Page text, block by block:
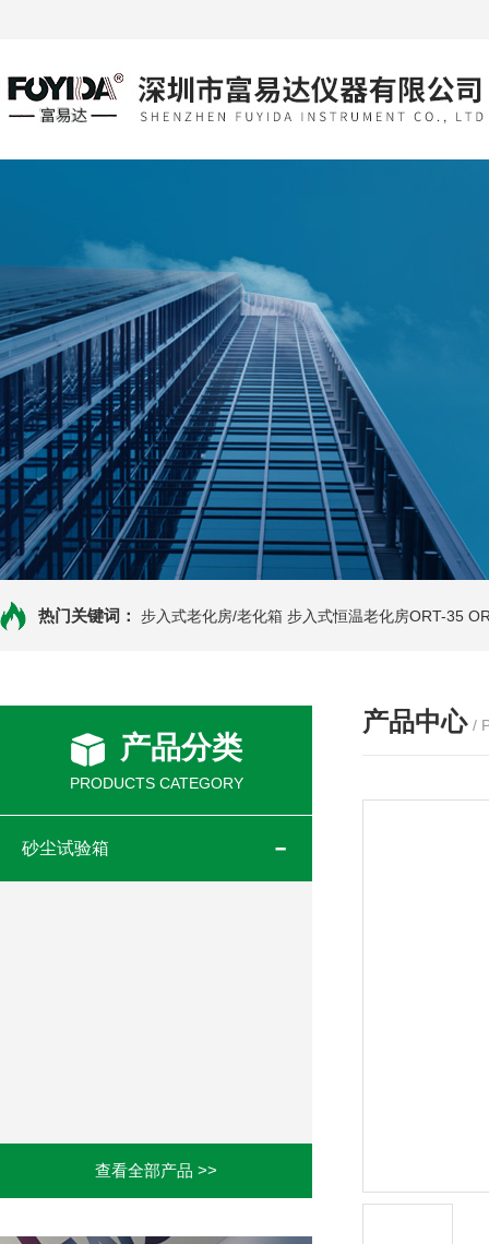
热门关键词： 步入式老化房/老化箱 步入式恒温老化房ORT-35
产品分类
PRODUCTS CATEGORY
砂尘试验箱
查看全部产品 >>
产品中心 /